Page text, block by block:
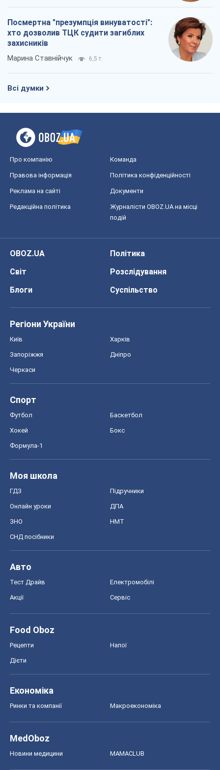
Посмертна "презумпція винуватості":
хто дозволив ТЦК судити загиблих
захисників
Марина Ставнійчук 6,5 т.
Всі думки
Про компанію Команда
Правова інформація Політика конфіденційності
Реклама на сайті Документи
Редакційна політика
Журналісти OBOZ.UA на місці
подій
OBOZ.UA
Політика
Світ
Розслідування
Блоги
Суспільство
Регіони України
Київ Харків
Запоріжжя Дніпро
Черкаси
Спорт
Футбол Баскетбол
Хокей Бокс
Формула-1
Моя школа
ГДЗ Підручники
Онлайн уроки ДПА
ЗНО НМТ
СНД посібники
Авто
Тест Драйв Електромобілі
Акції Сервіс
Food Oboz
Рецепти Напої
Дієти
Економіка
Ринки та компанії Макроекономіка
MedOboz
Новини медицини MAMACLUB